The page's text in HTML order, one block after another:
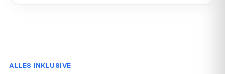
ALLES INKLUSIVE